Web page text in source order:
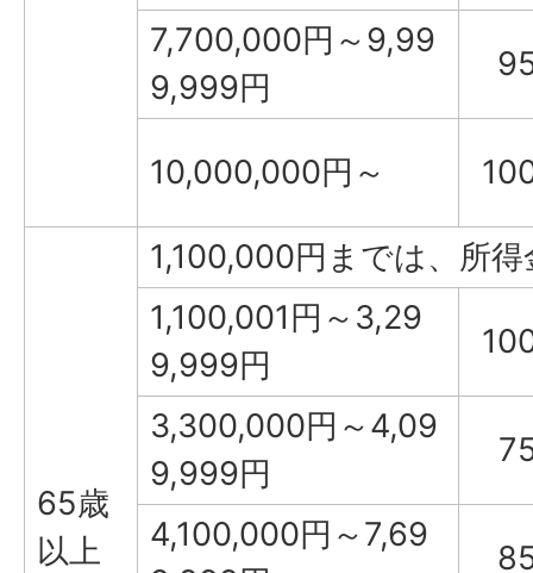
7,700,000円～9,99
9,999円
10,000,000円～
65歳
以上
1,100,000円までは、所
1,100,001円～3,29
9,999円
3,300,000円～4,09
9,999円
4,100,000円～7,69